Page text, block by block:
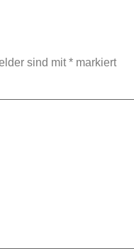
sind mit* markiert